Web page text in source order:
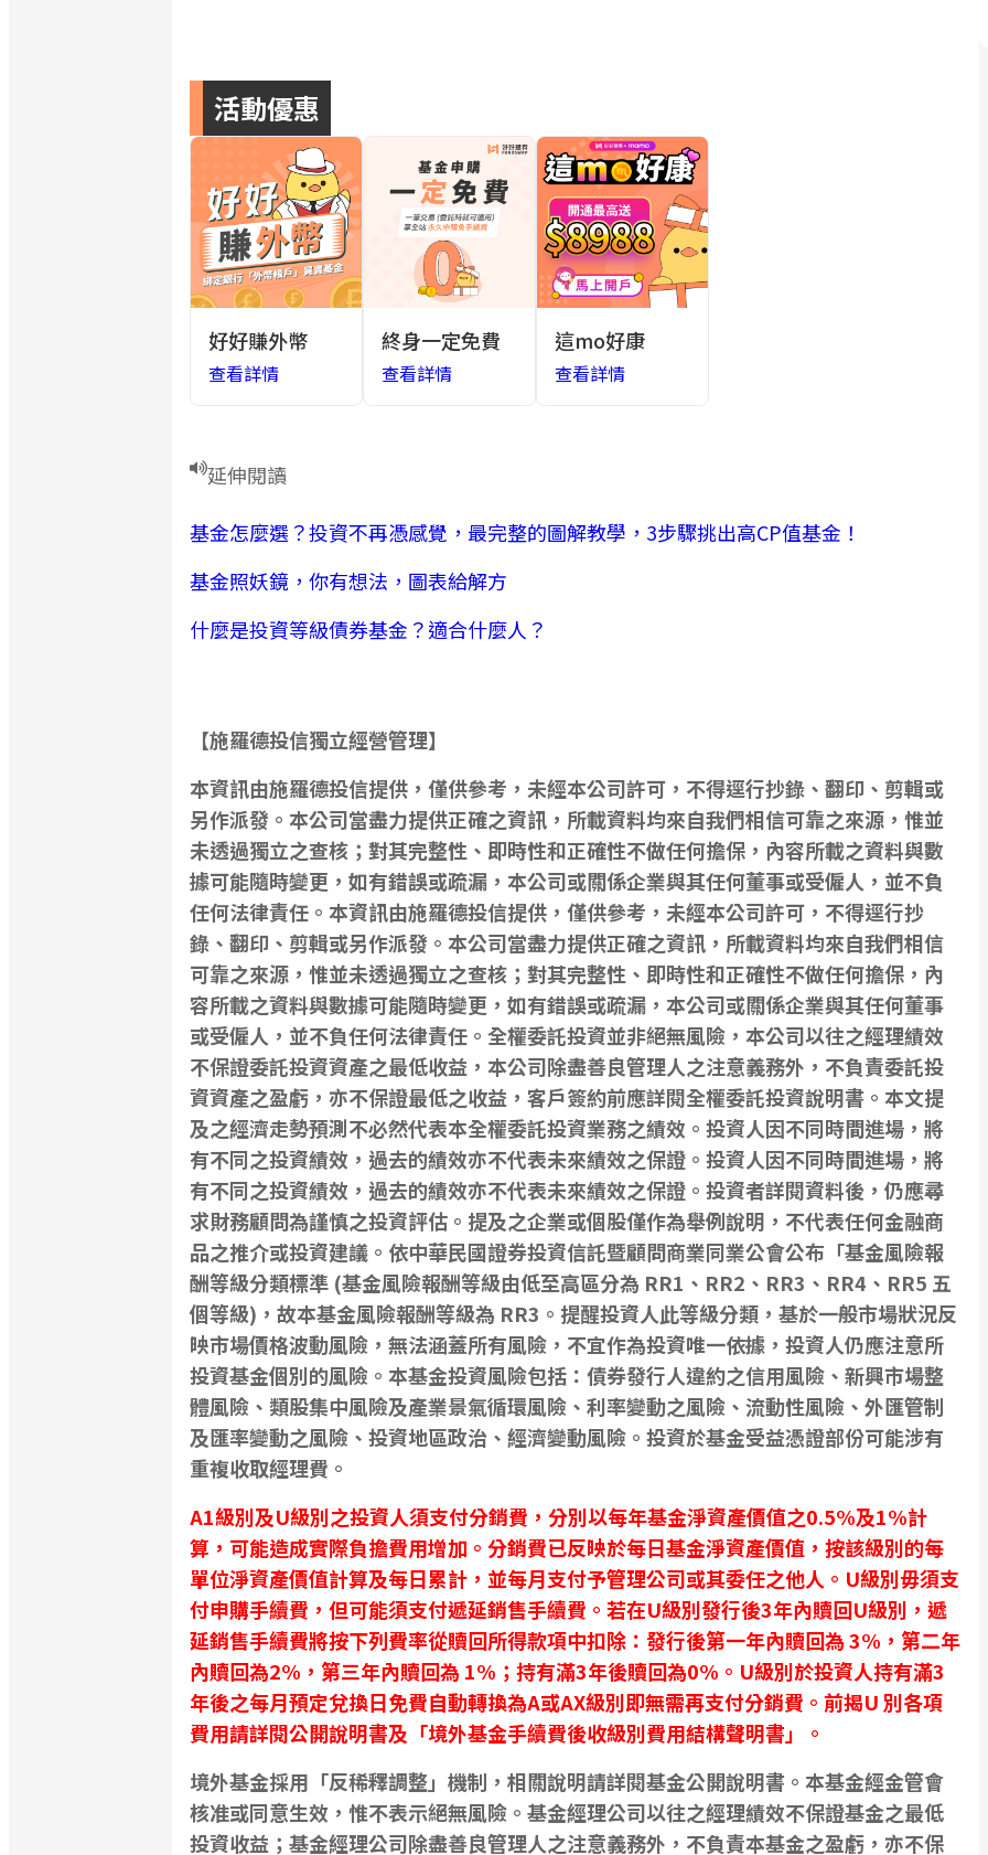
活動優惠
好好賺外幣
查看詳情
終身一定免費
查看詳情
這mo好康
查看詳情
延伸閱讀
基金怎麼選？投資不再憑感覺，最完整的圖解教學，3步驟挑出高CP值基金！
基金照妖鏡，你有想法，圖表給解方
什麼是投資等級債券基金？適合什麼人？
【施羅德投信獨立經營管理】
本資訊由施羅德投信提供，僅供參考，未經本公司許可，不得逕行抄錄、翻印、剪輯或
另作派發。本公司當盡力提供正確之資訊，所載資料均來自我們相信可靠之來源，惟並
未透過獨立之查核；對其完整性、即時性和正確性不做任何擔保，內容所載之資料與數
據可能隨時變更，如有錯誤或疏漏，本公司或關係企業與其任何董事或受僱人，並不負
任何法律責任。本資訊由施羅德投信提供，僅供參考，未經本公司許可，不得逕行抄
錄、翻印、剪輯或另作派發。本公司當盡力提供正確之資訊，所載資料均來自我們相信
可靠之來源，惟並未透過獨立之查核；對其完整性、即時性和正確性不做任何擔保，內
容所載之資料與數據可能隨時變更，如有錯誤或疏漏，本公司或關係企業與其任何董事
或受僱人，並不負任何法律責任。全權委託投資並非絕無風險，本公司以往之經理績效
不保證委託投資資產之最低收益，本公司除盡善良管理人之注意義務外，不負責委託投
資資產之盈虧，亦不保證最低之收益，客戶簽約前應詳閱全權委託投資說明書。本文提
及之經濟走勢預測不必然代表本全權委託投資業務之績效。投資人因不同時間進場，將
有不同之投資績效，過去的績效亦不代表未來績效之保證。投資人因不同時間進場，將
有不同之投資績效，過去的績效亦不代表未來績效之保證。投資者詳閱資料後，仍應尋
求財務顧問為謹慎之投資評估。提及之企業或個股僅作為舉例說明，不代表任何金融商
品之推介或投資建議。依中華民國證券投資信託暨顧問商業同業公會公布「基金風險報
酬等級分類標準 (基金風險報酬等級由低至高區分為 RR1、RR2、RR3、RR4、RR5 五
個等級)，故本基金風險報酬等級為 RR3。提醒投資人此等級分類，基於一般市場狀況反
映市場價格波動風險，無法涵蓋所有風險，不宜作為投資唯一依據，投資人仍應注意所
投資基金個別的風險。本基金投資風險包括：債券發行人違約之信用風險、新興市場整
體風險、類股集中風險及產業景氣循環風險、利率變動之風險、流動性風險、外匯管制
及匯率變動之風險、投資地區政治、經濟變動風險。投資於基金受益憑證部份可能涉有
重複收取經理費。
A1級別及U級別之投資人須支付分銷費，分別以每年基金淨資產價值之0.5%及1%計
算，可能造成實際負擔費用增加。分銷費已反映於每日基金淨資產價值，按該級別的每
單位淨資產價值計算及每日累計，並每月支付予管理公司或其委任之他人。U級別毋須支
付申購手續費，但可能須支付遞延銷售手續費。若在U級別發行後3年內贖回U級別，遞
延銷售手續費將按下列費率從贖回所得款項中扣除：發行後第一年內贖回為 3%，第二年
內贖回為2%，第三年內贖回為 1%；持有滿3年後贖回為0%。U級別於投資人持有滿3
年後之每月預定兌換日免費自動轉換為A或AX級別即無需再支付分銷費。前揭U 別各項
費用請詳閱公開說明書及「境外基金手續費後收級別費用結構聲明書」。
境外基金採用「反稀釋調整」機制，相關說明請詳閱基金公開說明書。本基金經金管會
核准或同意生效，惟不表示絕無風險。基金經理公司以往之經理績效不保證基金之最低
投資收益；基金經理公司除盡善良管理人之注意義務外，不負責本基金之盈虧，亦不保